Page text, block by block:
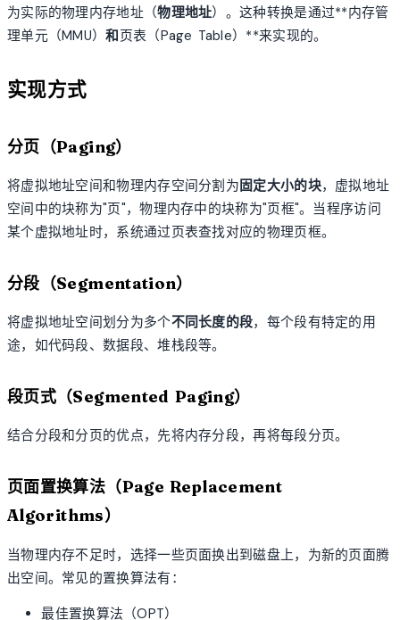
为实际的物理内存地址（物理地址）。这种转换是通过**内存管
理单元（MMU）和页表（Page Table）**来实现的。
实现方式
分页（Paging）
将虚拟地址空间和物理内存空间分割为 固定大小的块，虚拟地址
空间中的块称为"页"，物理内存中的块称为"页框"。当程序访问
某个虚拟地址时，系统通过页表查找对应的物理页框。
分段（Segmentation）
将虚拟地址空间划分为多个不同长度的段，每个段有特定的用
途，如代码段、数据段、堆栈段等。
段页式（Segmented Paging）
结合分段和分页的优点，先将内存分段，再将每段分页。
页面置换算法（Page Replacement
Algorithms）
当物理内存不足时，选择一些页面换出到磁盘上，为新的页面腾
出空间。常见的置换算法有：
最佳置换算法（OPT）